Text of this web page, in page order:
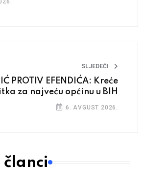
SLJEDEĆI
PROTIV EFENDIĆA: Kreće
za najveću općinu u BIH
6. AVGUST 2026.
članci